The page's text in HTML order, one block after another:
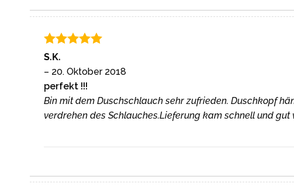
Bewertet
mit 5von
S.K.
– 20. Oktober 2018
perfekt !!!
Bin mit dem Duschschlauch sehr zufrieden. Duschkopf
verdrehen des Schlauches.Lieferung kam schnell und gut